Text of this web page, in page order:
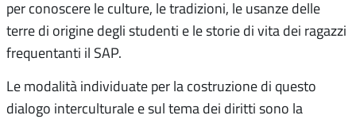
per conoscere le culture, le tradizioni, le usanze delle
terre di origine degli studenti e le storie di vita dei ragazzi
frequentanti il SAP.
Le modalità individuate per la costruzione di questo
dialogo interculturale e sul tema dei diritti sono la